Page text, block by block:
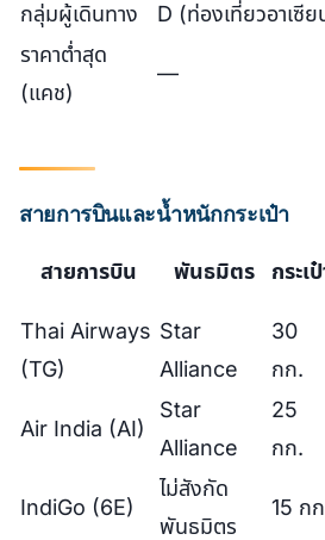
กลุ่มผู้เดินทาง
D (ท่องเที่ยวอาเซี
ราคาต่ำสุด
(แคช)
—
สายการบินและน้ำหนักกระเป๋า
สายการบิน พันธมิตร กระเ
Thai Airways
(TG)
Star
Alliance
30
กก.
Air India (AI)
Star
Alliance
25
กก.
IndiGo (6E)
ไม่สังกัด
พันธมิตร
15 ก